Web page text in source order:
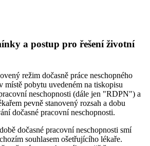
a postup pro řešení životní
režim dočasně práce neschopného
místě pobytu uvedeném na tiskopisu
neschopnosti (dále jen "RDPN") a
pevně stanovený rozsah a dobu
dočasné pracovní neschopnosti.
dočasné pracovní neschopnosti smí
souhlasem ošetřujícího lékaře.